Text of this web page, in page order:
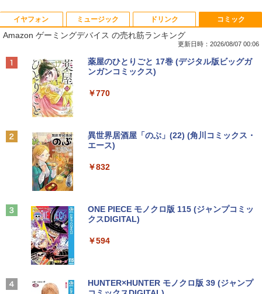
1
iiyama / ノートPC ゲーミングPC / Note
book Clevo W350SS_370SS / 第4世代C
ore i7 / グラフィックボード NVIDIA Cor
M] 2GB / 光学ドライブ CDDVDW SN-20
8FB / メモリ 8GB【中古品】
￥11,000
Panasonic CF-SV8RDAVS Core i5 836
5U 1.6GHz/8GB/256GB(SSD)/Multi/12.1
色あり【中古】【20260729】
Microsoft Office2024 SSD搭載 初期設
デル ノートPC 有名メーカー
1
ポイント10倍 中古パソコン デスクトッ
プパソコン Windows 11【Office付】
【Windows 11 Pro 64Bit搭載】DELL O
D 120GB/DVD-ROM/送料無料【オプショ
ン色々有】
￥24,800
【エントリーでポイント100％還元のチ
ャンス】GMKtec ミニpc G3 Pro Intel C
設 512GB SSD M.2 2242 最大8TB Wind
ップPC
コン PC 一体型 新品 Windows11 27型 C
1
＼500円OFFクーポンあり！／ モバイル
モニター 15.6インチ 1080PフルHD ディ
スプレイ VESA対応 コスパ デュアルモニ
ポータブルモニター 外付けモニター リモ
ートワーク IPS mini pc ミニPC 多デバ
モニター 23.8インチ 1920×1080 FHD解
ター 薄型 サブモニター 在宅勤務 VESA
￥11,980
応 HDMI VESA対応 モニター 持ち運び
1
はなコミ！ ～となりにアイドル～ [ 大
場 花菜 ]
￥1,760
￥1,870
￥792
ルで領地を爆速で開拓し最強の村を作っ
イヤフォン
Anker Soundcore P40i オフホワイト
Anker Soundcore P31i ブラック
Anker Soundcore Liberty 5 アプリコットピ
ンク
￥-
【2026年アップグレード版】AOKIMI ワイヤ
ミュージック
BRUCE WAYNE feat. Flo Milli, ATL Jacob
[Explicit]
￥250
BRUCE WAYNE feat. Flo Milli, ATL Jacob
[Explicit]
￥250
On My Road (Stadium ver.)
On My Road (Stadium ver.)
ドリンク
【Amazon.co.jp限定】 い・ろ・は・す 2L P
ET ラベルレス ×8本
￥1,112
by Amazon 天然水 ラベルレス 500ml ×24本
富士山の天然水 バナジウム含有 水 ミネラル
ットル (Smart Basic)
by Amazon 炭酸水 ラベルレス 500ml ×24本
art Basic)
コミック
Amazon ゲーミングデバイス の売れ筋ランキング
更新日時：2026/08/07 00:06
薬屋のひとりごと 17巻 (デジタル版ビッグガ
ンガンコミックス)
￥770
異世界居酒屋「のぶ」(22) (角川コミックス・
エース)
￥832
ONE PIECE モノクロ版 115 (ジャンプコミッ
クスDIGITAL)
￥594
HUNTER×HUNTER モノクロ版 39 (ジャンプ